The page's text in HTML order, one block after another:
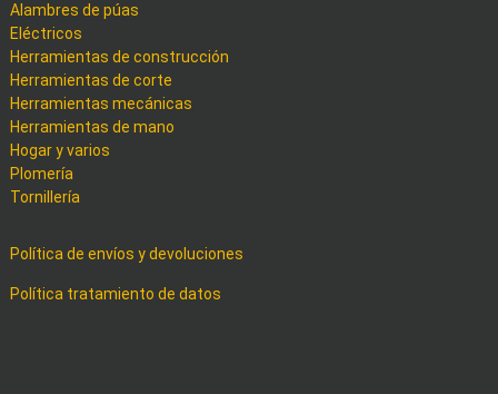
Alambres de púas
Eléctricos
Herramientas de construcción
Herramientas de corte
Herramientas mecánicas
Herramientas de mano
Hogar y varios
Plomería
Tornillería
Política de envíos y devoluciones
Política tratamiento de datos